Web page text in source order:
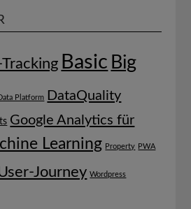
Basic Big
Platform
DataQuality
Google Analytics für
Learning Property PWA
Journey Wordpress